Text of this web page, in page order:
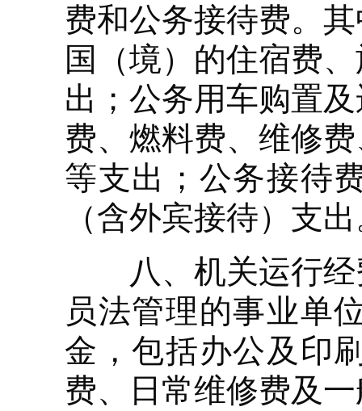
费和公务接待费。
国（境）的住宿费
出；公务用车购置
费、燃料费、维修
等支出；公务接待
（含外宾接待）支
八、机关运行经
员法管理的事业单
金，包括办公及印
费、日常维修费及